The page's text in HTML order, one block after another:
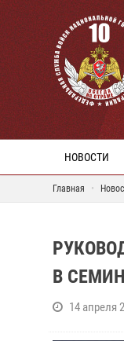
НОВОСТИ
Главная
В
14 апреля